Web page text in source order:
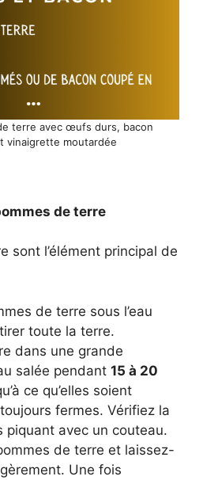
terre avec œufs durs, bacon
vinaigrette moutardée
de terre
sont l’élément principal de
de terre sous l’eau
toute la terre.
dans une grande
salée pendant 15 à 20
ce qu’elles soient
fermes. Vérifiez la
piquant avec un couteau.
de terre et laissez-
Une fois